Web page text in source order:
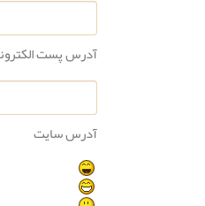
آدرس پست
آدرس سایت